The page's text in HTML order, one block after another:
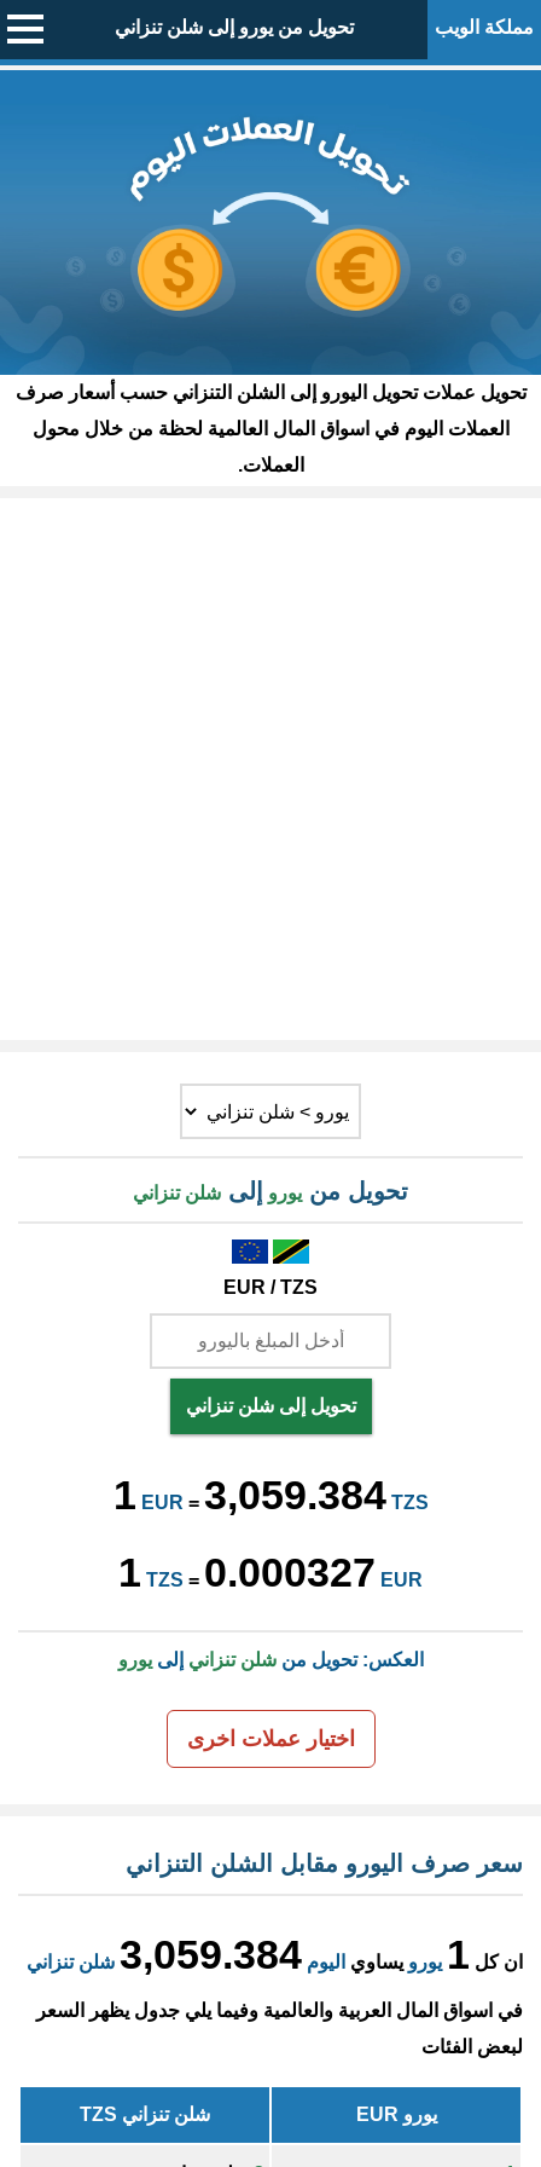
مملكة الويب تحويل من يورو إلى شلن تنزاني
تحويل عملات تحويل اليورو إلى الشلن التنزاني حسب أسعار صرف
العملات اليوم في اسواق المال العالمية لحظة من خلال محول
العملات.
تحويل من يورو إلى شلن تنزاني
EUR / TZS
تحويل إلى شلن تنزاني
1 EUR = 3,059.384 TZS
1 TZS = 0.000327 EUR
العكس: تحويل منشلن تنزاني إلىيورو
اختيار عملات اخرى
سعر صرف اليورو مقابل الشلن التنزاني
ان كل 1 يورو يساوي اليوم 3,059.384 شلن تنزاني
في اسواق المال العربية والعالمية وفيما يلي جدول يظهر السعر
لبعض الفئات
يورو EUR شلن تنزاني TZS